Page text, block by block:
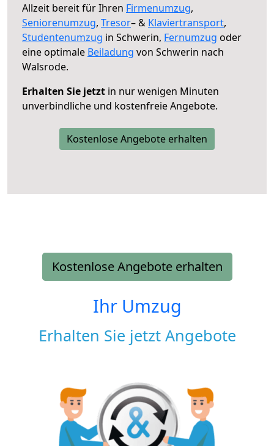
Allzeit bereit für Ihren Firmenumzug,
Seniorenumzug, Tresor– & Klaviertransport,
Studentenumzug in Schwerin, Fernumzug oder
eine optimale Beiladung von Schwerin nach
Walsrode.
Erhalten Sie jetzt in nur wenigen Minuten
unverbindliche und kostenfreie Angebote.
Kostenlose Angebote erhalten
Kostenlose Angebote erhalten
Ihr Umzug
Erhalten Sie jetzt Angebote